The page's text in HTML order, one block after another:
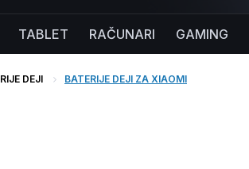
TABLET RAČUNARI GAMING
DEJI BATERIJE DEJI ZA XIAOMI